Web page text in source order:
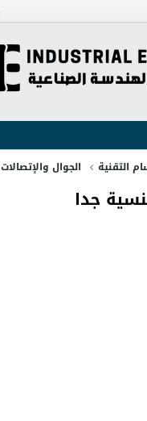
التقنية الجوال والإتصالات
جدا